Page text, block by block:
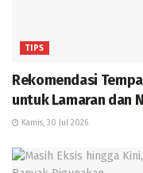
TIPS
Rekomendasi
untuk Lamaran dan
Kamis, 30 Jul 2026